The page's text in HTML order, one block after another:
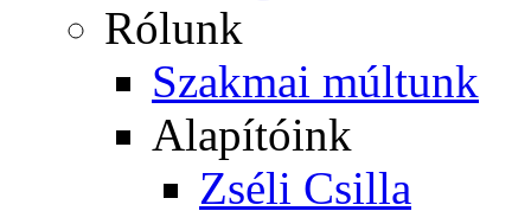
Rólunk
Szakmai múltunk
Alapítóink
Zséli Csilla